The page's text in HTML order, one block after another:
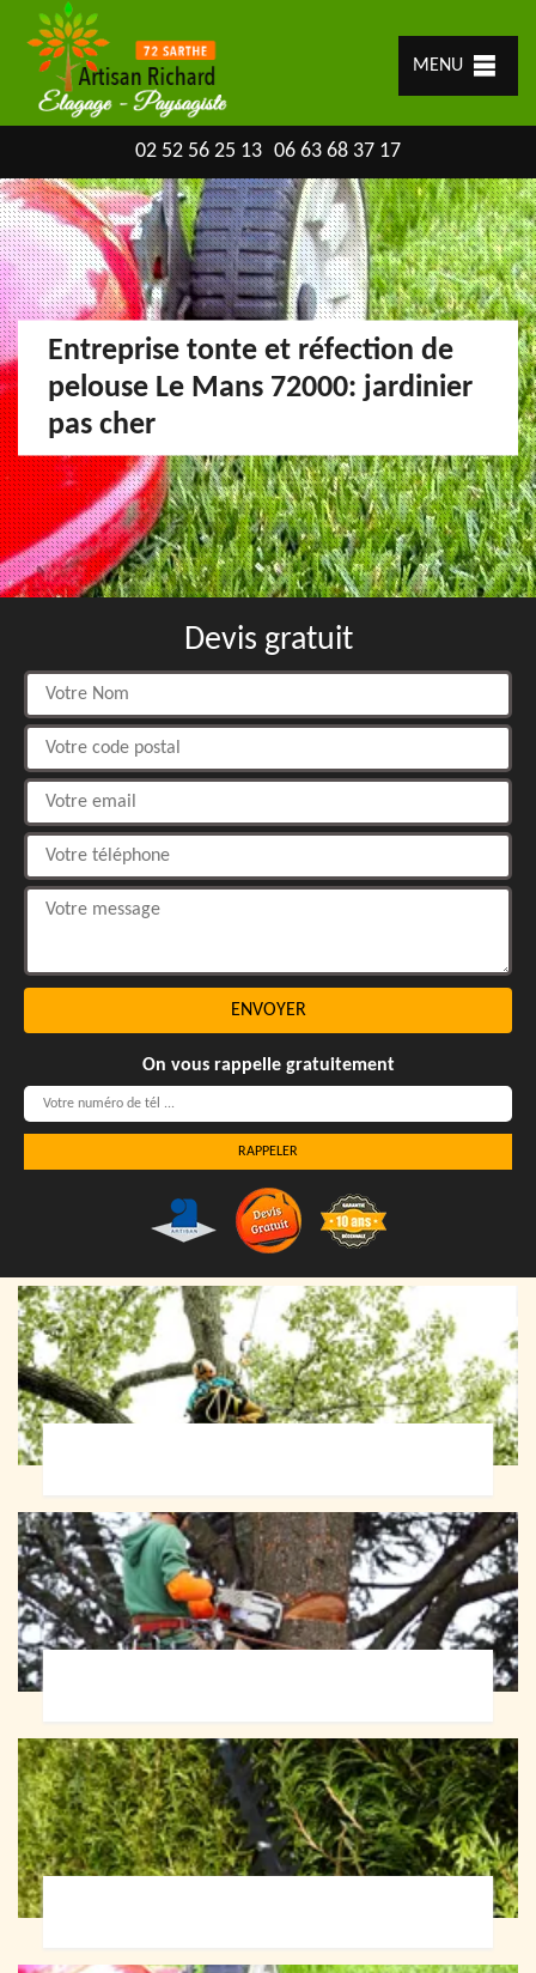
MENU
02 52 56 25 13 06 63 68 37 17
Entreprise tonte et réfection de
pelouse Le Mans 72000: jardinier
pas cher
Devis gratuit
On vous rappelle gratuitement